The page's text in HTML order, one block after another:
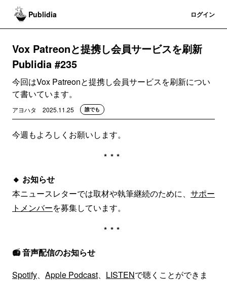
Publidia ログイン
Vox Patreonと提携し会員サービスを刷新
Publidia #235
今回はVox Patreonと提携し会員サービスを刷新につい
て書いています。
アヨハタ 2025.11.25 誰でも
今週もよろしくお願いします。
***
🔸 お知らせ
本ニュースレターでは取材や執筆継続のために、 サポー
トメンバーを募集しています。
***
📻 音声配信のお知らせ
Spotify、 Apple Podcast、 LISTENで聴くことができま